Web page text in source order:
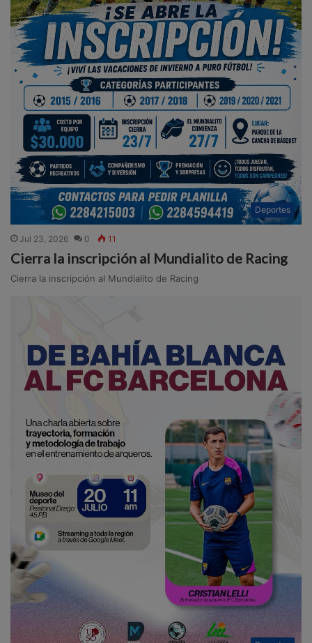
Deportes
Jul 23, 2026 0 11
Cierra la inscripción al Mundialito de Racing
Cierra la inscripción al Mundialito de Racing